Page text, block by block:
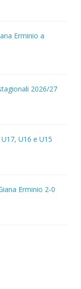
Erminio a
2026/27
U16 e U15
Erminio 2-0